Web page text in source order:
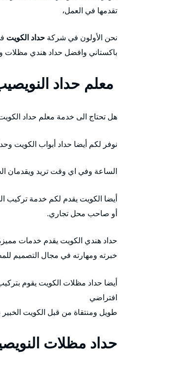
تقدمها في العمل،
نحن الأولون في شركة حداد الكويت
باكستاني وافضل حداد هندي مظلات
معلم حداد
هل تحتاج الى خدمة معلم حداد
نوفر لكم أيضا حداد أبواب الكويت
الساعة وفي اي وقت تريد ويقدمان
أيضا الكويت يقدم لكم خدمة تركيب
أو صاحب محل تجاري.
حداد هندي الكويت يقدم خدمات
خبرته ومهارته في مجال التصميم
أيضا حداد مظلات الكويت يقوم
افتراضي
طويل ومنتقاة من قبل الكويت الخبير
حداد مظلات